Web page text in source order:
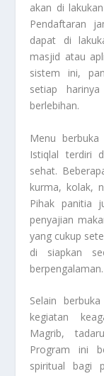
akan di
Pendaftaran
dapat di
masjid atau
sistem ini,
setiap
berlebihan.
Menu
Istiqlal terdiri
sehat.
kurma, kolak,
Pihak panitia
penyajian
yang cukup
di siapkan
berpengalaman.
Selain
kegiatan
Magrib,
Program ini
spiritual bagi